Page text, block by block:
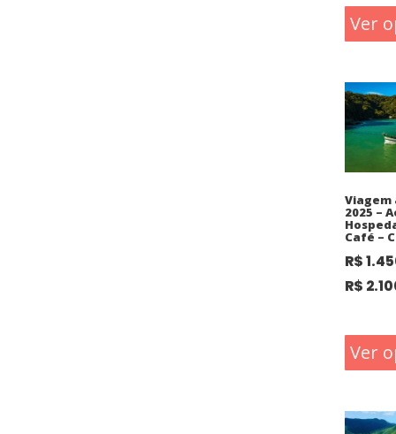
Ver
Viagem
2025 –
Café –
R$
R$
Ver